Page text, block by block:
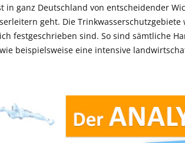
in ganz Deutschland von entscheidender
geht. Die
festgeschrieben sind. So sind sämtliche
beispielsweise eine intensive